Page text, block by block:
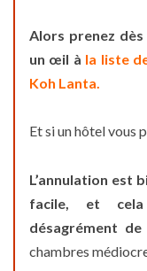
Alors prenez
un œil à la liste
Koh Lanta.
Et si un hôtel vous
L’annulation est
facile, et
désagrément
chambres